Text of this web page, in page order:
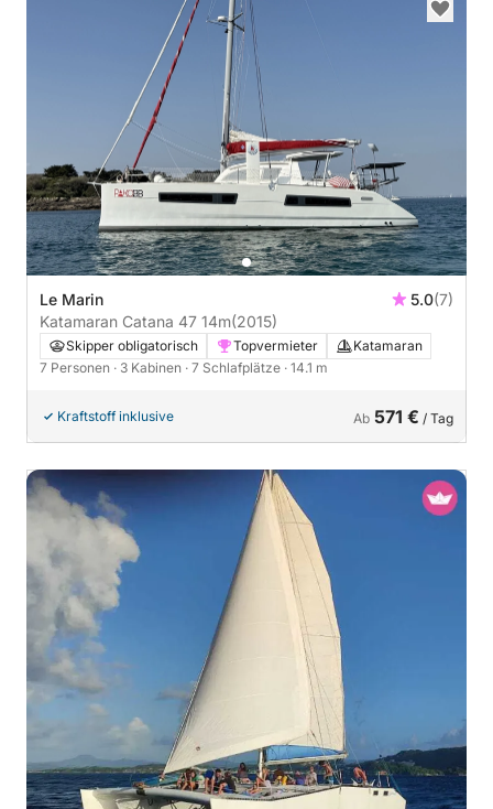
Le Marin 5.0(7)
Katamaran Catana 47 14m(2015)
Skipper obligatorisch Topvermieter
Katamaran
7 Personen · 3 Kabinen · 7 Schlafplätze · 14.1 m
Kraftstoff inklusive Ab 571 € / Tag